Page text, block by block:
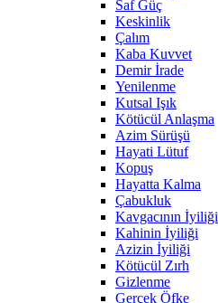
Saf Güç
Keskinlik
Çalım
Kaba Kuvvet
Demir İrade
Yenilenme
Kutsal Işık
Kötücül Anlaşma
Azim Sürüşü
Hayati Lütuf
Kopuş
Hayatta Kalma
Çabukluk
Kavgacının İyiliği
Kahinin İyiliği
Azizin İyiliği
Kötücül Zırh
Gizlenme
Gerçek Öfke